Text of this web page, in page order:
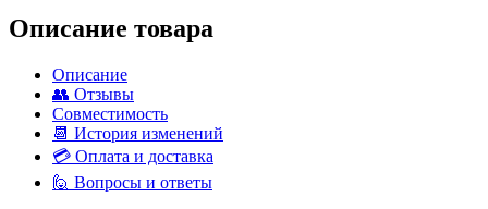
Описание товара
Описание
👥 Отзывы
Совместимость
📆 История изменений
💳 Оплата и доставка
🙋 Вопросы и ответы